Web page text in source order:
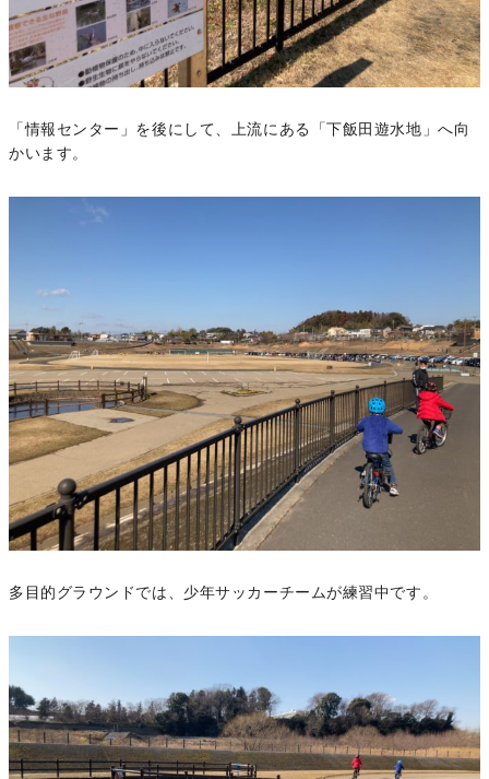
「情報センター」を後にして、上流にある「下飯田遊水地」へ向
かいます。
多目的グラウンドでは、少年サッカーチームが練習中です。